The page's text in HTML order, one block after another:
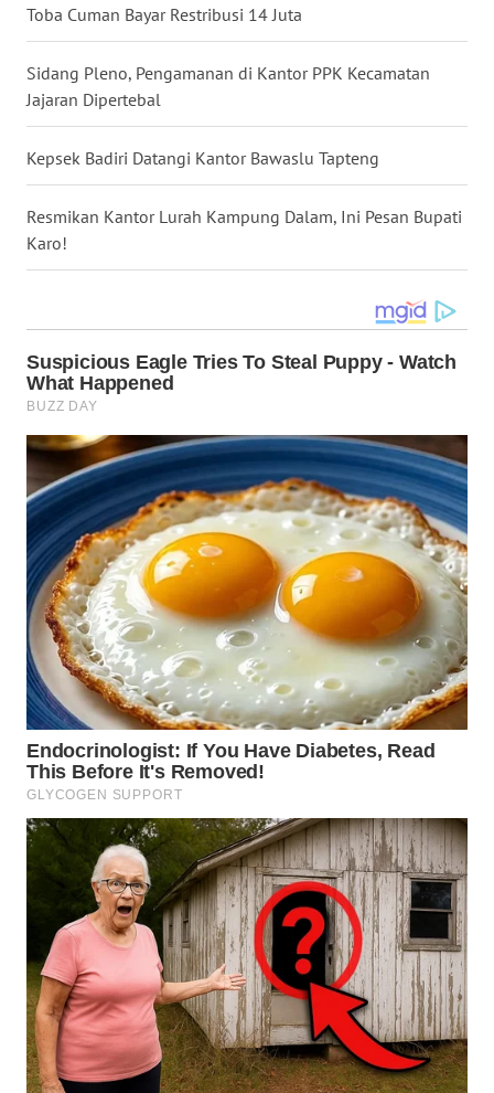
Toba Cuman Bayar Restribusi 14 Juta
Sidang Pleno, Pengamanan di Kantor PPK Kecamatan
Jajaran Dipertebal
Kepsek Badiri Datangi Kantor Bawaslu Tapteng
Resmikan Kantor Lurah Kampung Dalam, Ini Pesan Bupati
Karo!
WN
NIAS
WN
LANGKAT
WN
TAPANULI
LESUNG
WN
KARO
WN
SIMALUNGUN
WN
LABUHANBATU
WN
TAPANULI
TENGAH
WN DELI
SERDANG
WN
TEBING
TINGGI
WN
PAKPAK
WN
KARAWANG